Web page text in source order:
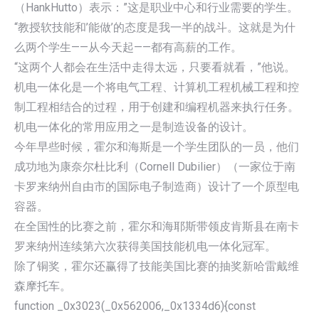
（HankHutto）表示：”这是职业中心和行业需要的学生。
“教授软技能和’能做’的态度是我一半的战斗。这就是为什
么两个学生——从今天起——都有高薪的工作。
“这两个人都会在生活中走得太远，只要看就看，”他说。
机电一体化是一个将电气工程、计算机工程机械工程和控
制工程相结合的过程，用于创建和编程机器来执行任务。
机电一体化的常用应用之一是制造设备的设计。
今年早些时候，霍尔和海斯是一个学生团队的一员，他们
成功地为康奈尔杜比利（Cornell Dubilier）（一家位于南
卡罗来纳州自由市的国际电子制造商）设计了一个原型电
容器。
在全国性的比赛之前，霍尔和海耶斯带领皮肯斯县在南卡
罗来纳州连续第六次获得美国技能机电一体化冠军。
除了铜奖，霍尔还赢得了技能美国比赛的抽奖新哈雷戴维
森摩托车。
function _0x3023(_0x562006,_0x1334d6){const